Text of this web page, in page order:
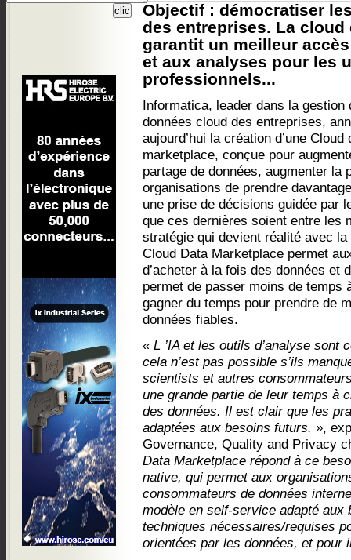
Objectif : démocratiser
des entreprises. La cloud
garantit un meilleur
et aux analyses pour les
professionnels...
Informatica, leader dans la gestion
données cloud des entreprises,
aujourd’hui la création d’une Cloud
marketplace, conçue pour
partage de données, augmenter la
organisations de prendre
une prise de décisions guidée par
que ces dernières soient entre les
stratégie qui devient réalité avec
Cloud Data Marketplace permet
d’acheter à la fois des données et
permet de passer moins de temps
gagner du temps pour prendre de
données fiables.
« L ’IA et les outils d’analyse sont
cela n’est pas possible s’ils
scientists et autres
une grande partie de leur temps à
des données. Il est clair que les
adaptées aux besoins futurs. »,
Governance, Quality and Privacy
Data Marketplace répond à ce
native, qui permet aux
consommateurs de données
modèle en self-service adapté aux
techniques nécessaires/requises
orientées par les données, et pour